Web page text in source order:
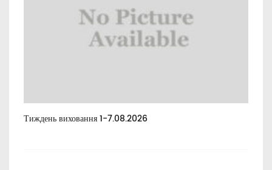
Тиждень виховання 1-7.08.2026